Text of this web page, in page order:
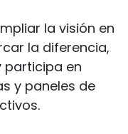
la visión en
la diferencia,
participa en
y paneles de